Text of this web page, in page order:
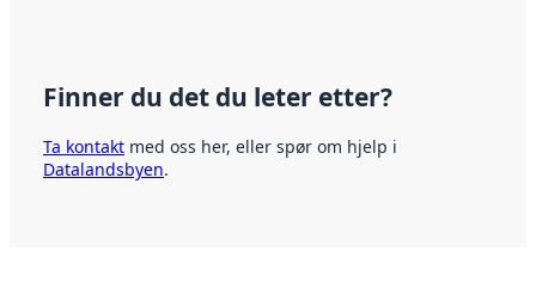
Finner du det du leter etter?
Ta kontakt med oss her, eller spør om hjelp i
Datalandsbyen.